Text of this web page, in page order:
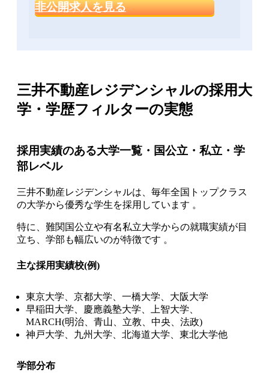
非公開求人を見る
三井不動産レジデンシャルの採用大
学・学歴フィルターの実態
採用実績のある大学一覧・国公立・私立・学
部レベル
三井不動産レジデンシャルは、毎年全国トップクラス
の大学から優秀な学生を採用しています 。
特に、難関国公立や有名私立大学からの就職実績が目
立ち、学部も幅広いのが特徴です 。
主な採用実績校(例)
東京大学、京都大学、一橋大学、大阪大学
早稲田大学、慶應義塾大学、上智大学、
MARCH(明治、青山、立教、中央、法政)
神戸大学、九州大学、北海道大学、東北大学他
学部分布